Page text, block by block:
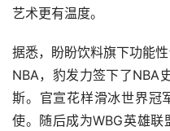
艺术更有温度。
据悉，盼盼饮料旗下功能
NBA，豹发力签下了NBA
斯。官宣花样滑冰世界冠
使。随后成为WBG英雄